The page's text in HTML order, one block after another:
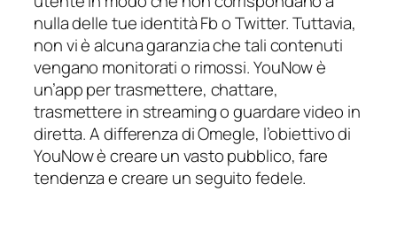
nulla delle tue identità Fb o Twitter. Tuttavia,
non vi è alcuna garanzia che tali contenuti
vengano monitorati o rimossi. YouNow è
un’app per trasmettere, chattare,
trasmettere in streaming o guardare video in
diretta. A differenza di Omegle, l’obiettivo di
YouNow è creare un vasto pubblico, fare
tendenza e creare un seguito fedele.